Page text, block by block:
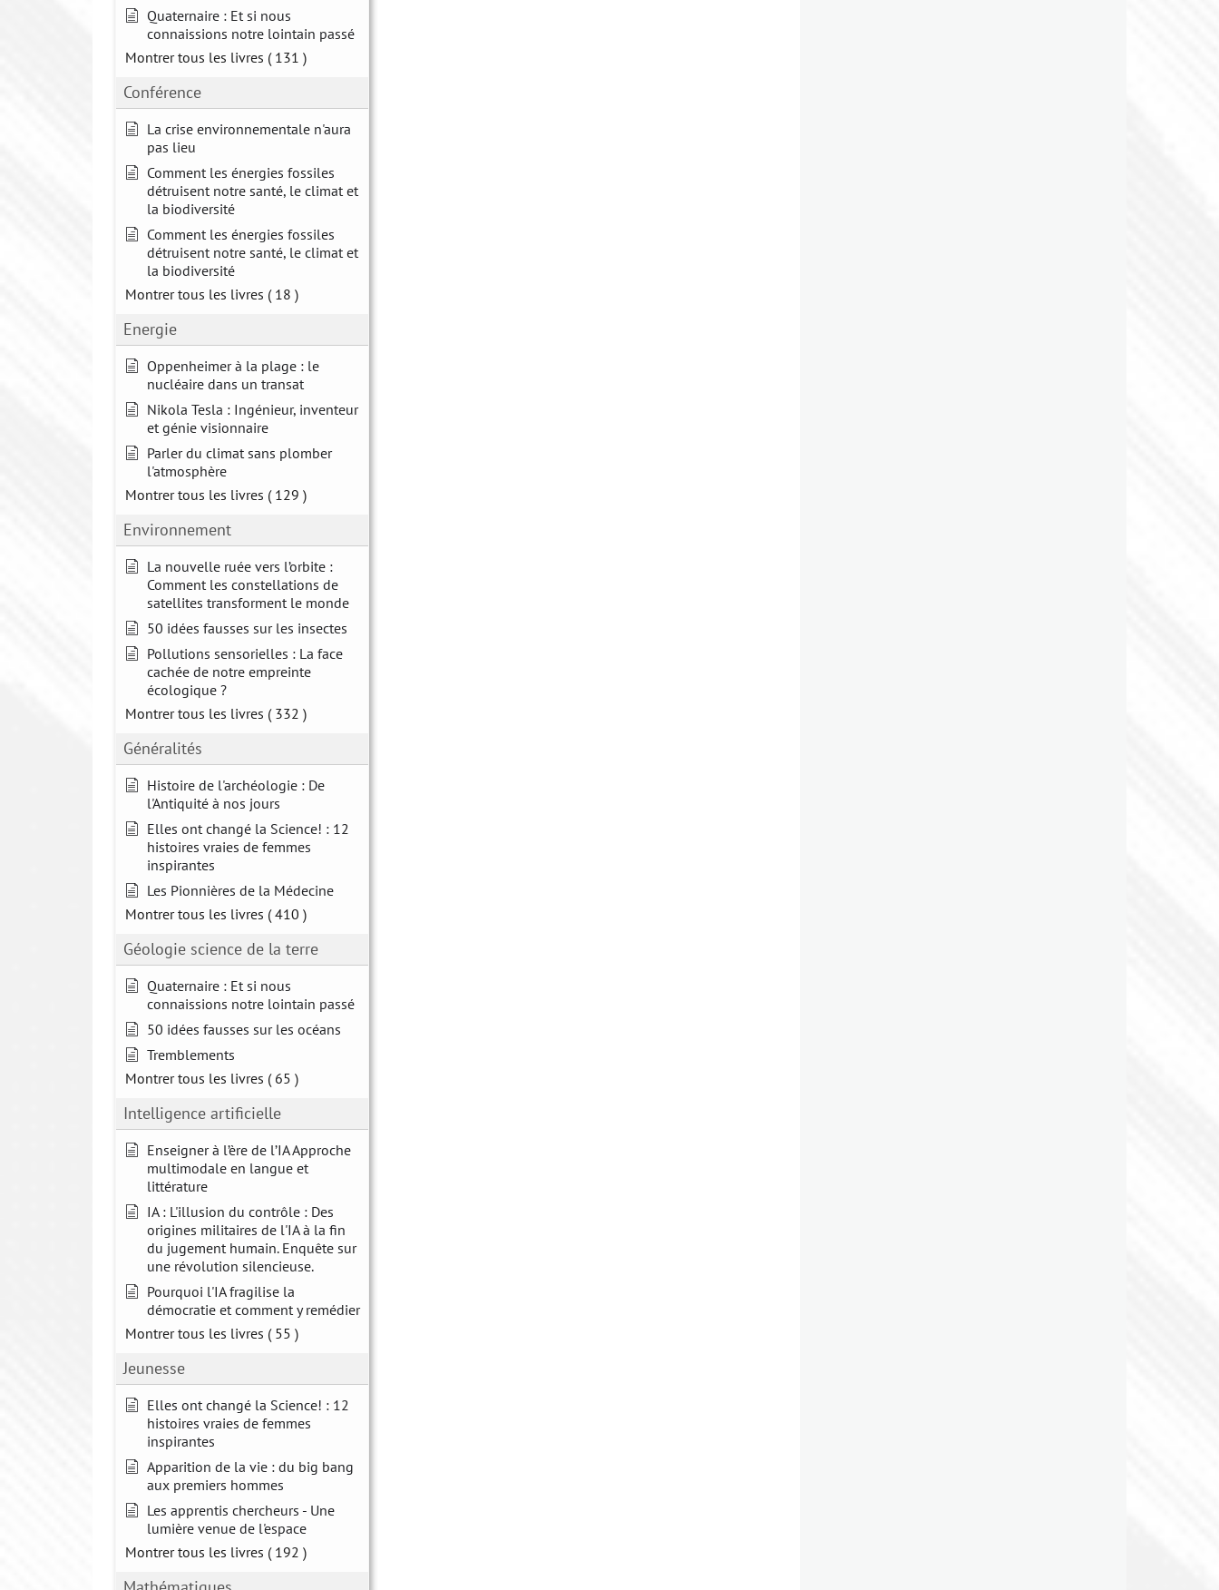
Quaternaire : Et si nous
connaissions notre lointain passé
Montrer tous les livres ( 131 )
Conférence
La crise environnementale n'aura
pas lieu
Comment les énergies fossiles
détruisent notre santé, le climat et
la biodiversité
Comment les énergies fossiles
détruisent notre santé, le climat et
la biodiversité
Montrer tous les livres ( 18 )
Energie
Oppenheimer à la plage : le
nucléaire dans un transat
Nikola Tesla : Ingénieur, inventeur
et génie visionnaire
Parler du climat sans plomber
l'atmosphère
Montrer tous les livres ( 129 )
Environnement
La nouvelle ruée vers l’orbite :
Comment les constellations de
satellites transforment le monde
50 idées fausses sur les insectes
Pollutions sensorielles : La face
cachée de notre empreinte
écologique ?
Montrer tous les livres ( 332 )
Généralités
Histoire de l'archéologie : De
l'Antiquité à nos jours
Elles ont changé la Science! : 12
histoires vraies de femmes
inspirantes
Les Pionnières de la Médecine
Montrer tous les livres ( 410 )
Géologie science de la terre
Quaternaire : Et si nous
connaissions notre lointain passé
50 idées fausses sur les océans
Tremblements
Montrer tous les livres ( 65 )
Intelligence artificielle
Enseigner à l’ère de l’IA Approche
multimodale en langue et
littérature
IA : L'illusion du contrôle : Des
origines militaires de l'IA à la fin
du jugement humain. Enquête sur
une révolution silencieuse.
Pourquoi l'IA fragilise la
démocratie et comment y remédier
Montrer tous les livres ( 55 )
Jeunesse
Elles ont changé la Science! : 12
histoires vraies de femmes
inspirantes
Apparition de la vie : du big bang
aux premiers hommes
Les apprentis chercheurs - Une
lumière venue de l'espace
Montrer tous les livres ( 192 )